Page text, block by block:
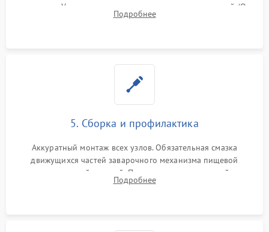
жерновов. Установка новых силиконовых уплотнителей (O-
ring) и тефлоновых трубок для надежного устранения
Подробнее
5. Сборка и профилактика
Аккуратный монтаж всех узлов. Обязательная смазка
движущихся частей заварочного механизма пищевой
силиконовой смазкой. Проведение программной
декальцинации и очистки системы от кофейных масел.
Подробнее